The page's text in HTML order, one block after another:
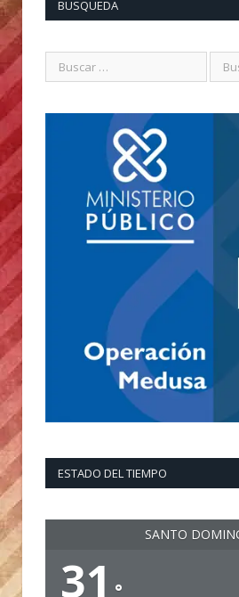
BUSQUEDA
ESTADO DEL TIEMPO
SANTO
31 °